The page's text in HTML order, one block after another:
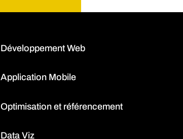
Développement Web
Application Mobile
Optimisation et référencement
Data Viz